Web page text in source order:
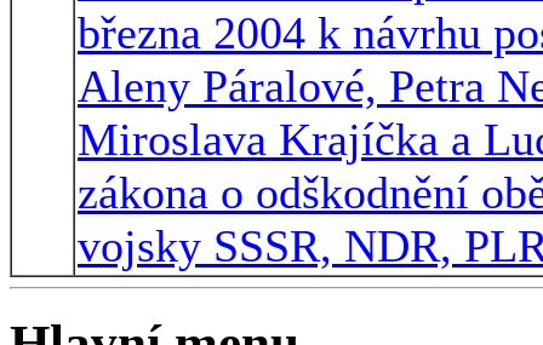
března 2004 k návrhu
Aleny Páralové, Petra
Miroslava Krajíčka a
zákona o odškodnění
vojsky SSSR, NDR,